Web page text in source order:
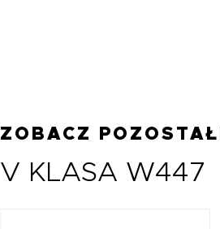
ZOBACZ
V KLASA W447